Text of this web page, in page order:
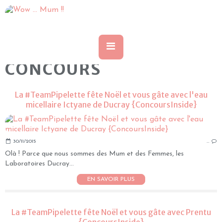
CONCOURS
La #TeamPipelette fête Noël et vous gâte avec l'eau
micellaire Ictyane de Ducray {ConcoursInside}
30/11/2015 …
Olà ! Parce que nous sommes des Mum et des Femmes, les
Laboratoires Ducray...
EN SAVOIR PLUS
La #TeamPipelette fête Noël et vous gâte avec Prentu